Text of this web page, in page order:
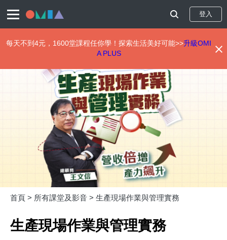
登入
每天不到4元，1600堂課程任你學！探索生活美好可能>>升級OMI
A PLUS
首頁 > 所有課堂及影音 > 生產現場作業與管理實務
生產現場作業與管理實務